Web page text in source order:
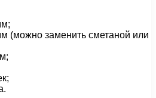
(можно заменить сметаной или